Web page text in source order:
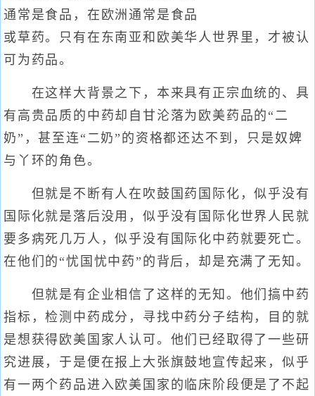
通常是食品，在欧洲通常是食品
或草药。只有在东南亚和欧美华人世界里，才被认
可为药品。
在这样大背景之下，本来具有正宗血统的、具
有高贵品质的中药却自甘沦落为欧美药品的“二
奶”，甚至连“二奶”的资格都还达不到，只是奴婢
与丫环的角色。
但就是不断有人在吹鼓国药国际化，似乎没有
国际化就是落后没用，似乎没有国际化世界人民就
要多病死几万人，似乎没有国际化中药就要死亡。
在他们的“忧国忧中药”的背后，却是充满了无知。
但就是有企业相信了这样的无知。他们搞中药
指标，检测中药成分，寻找中药分子结构，目的就
是想获得欧美国家人认可。他们已经取得了一些研
究进展，于是便在报上大张旗鼓地宣传起来，似乎
有一两个药品进入欧美国家的临床阶段便是了不起